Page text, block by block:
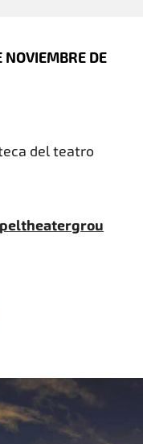
DE
del teatro